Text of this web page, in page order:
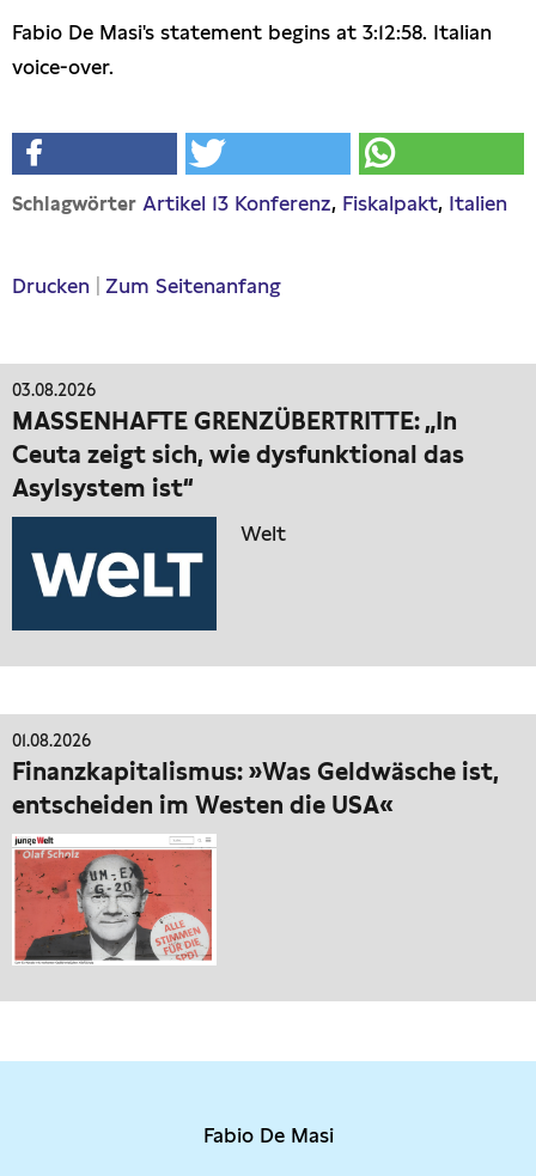
Fabio De Masi's statement begins at 3:12:58. Italian
voice-over.
Schlagwörter Artikel 13 Konferenz Fiskalpakt Italien
Drucken Zum Seitenanfang
03.08.2026
MASSENHAFTE GRENZÜBERTRITTE: „In
Ceuta zeigt sich, wie dysfunktional das
Asylsystem ist“
Welt
01.08.2026
Finanzkapitalismus: »Was Geldwäsche ist,
entscheiden im Westen die USA«
Fabio De Masi